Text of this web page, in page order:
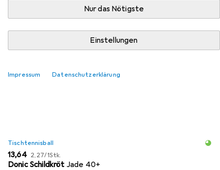
Nur das Nötigste
Einstellungen
Impressum Datenschutzerklärung
Schildkröt Top Team 400 aus den Kategorien
Tischtennisball und Schweissband.
Beliebt Tischtennisball Donic Schildkröt
Relevanz
Tischtennisball
EUR
13,64 EUR
2,27/1Stk.
Donic Schildkröt Jade 40+